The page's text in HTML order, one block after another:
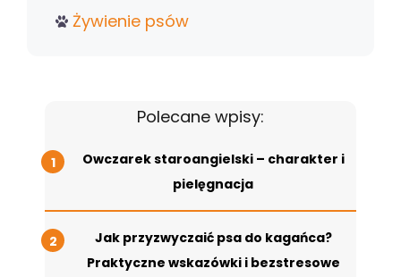
Żywienie psów
Polecane wpisy:
Owczarek staroangielski – charakter i
pielęgnacja
Jak przyzwyczaić psa do kagańca?
Praktyczne wskazówki i bezstresowe